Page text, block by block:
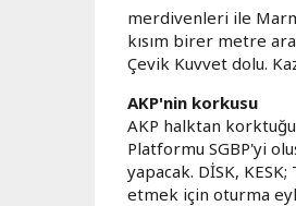
merdivenleri ile
kısım birer metre
Çevik Kuvvet dolu.
AKP'nin korkusu
AKP halktan
Platformu SGBP'yi
yapacak. DİSK,
etmek için oturma